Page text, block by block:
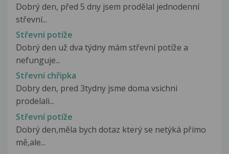
Dobrý den, před 5 dny jsem prodělal jednodenní
střevní...
Střevní potíže
Dobrý den už dva týdny mám střevní potíže a
nefunguje...
Střevní chřipka
Dobry den, pred 3tydny jsme doma vsichni
prodelali...
Střevní potíže
Dobrý den,měla bych dotaz který se netýká přímo
mě,ale...